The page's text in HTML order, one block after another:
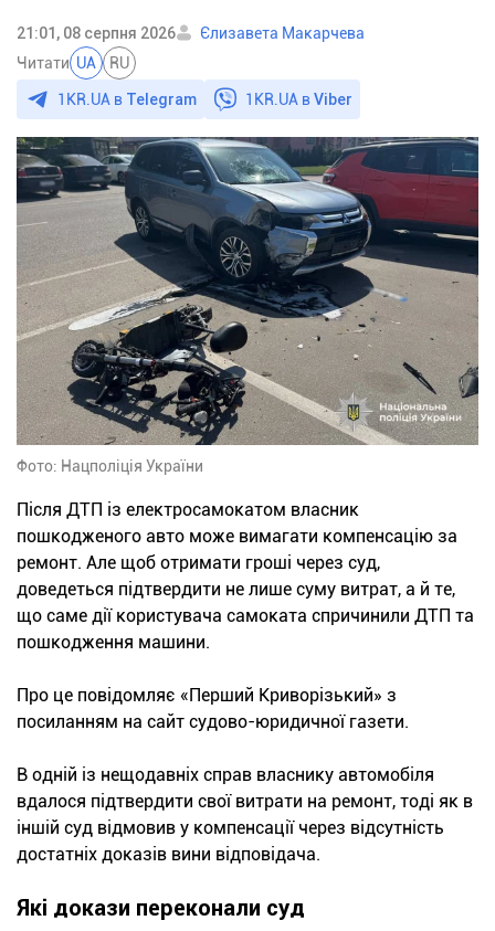
21:01, 08 серпня 2026
Єлизавета Макарчева
Читати UA RU
1KR.UA в Telegram 1KR.UA вViber
Фото: Нацполіція України
Після ДТП із електросамокатом власник
пошкодженого авто може вимагати компенсацію за
ремонт. Але щоб отримати гроші через суд,
доведеться підтвердити не лише суму витрат, а й те,
що саме дії користувача самоката спричинили ДТП та
пошкодження машини.
Про це повідомляє «Перший Криворізький» з
посиланням на сайт судово-юридичної газети.
В одній із нещодавніх справ власнику автомобіля
вдалося підтвердити свої витрати на ремонт, тоді як в
іншій суд відмовив у компенсації через відсутність
достатніх доказів вини відповідача.
Які докази переконали суд